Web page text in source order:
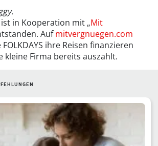
in Kooperation mit „Mit
Aufmitvergnuegen.com
ihre Reisen finanzieren
kleine Firma bereits auszahlt.